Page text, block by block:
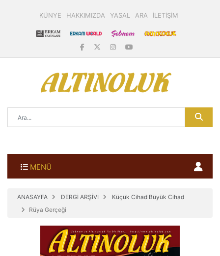
KÜNYE HAKKIMIZDA YASAL ARA İLETİŞİM
MENÜ
ANASAYFA DERGİ ARŞİVİ
Küçük Cihad Büyük Cihad
Rüya Gerçeği